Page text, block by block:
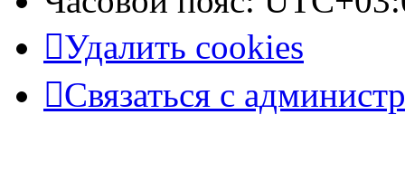
Удалить cookies
Связаться с